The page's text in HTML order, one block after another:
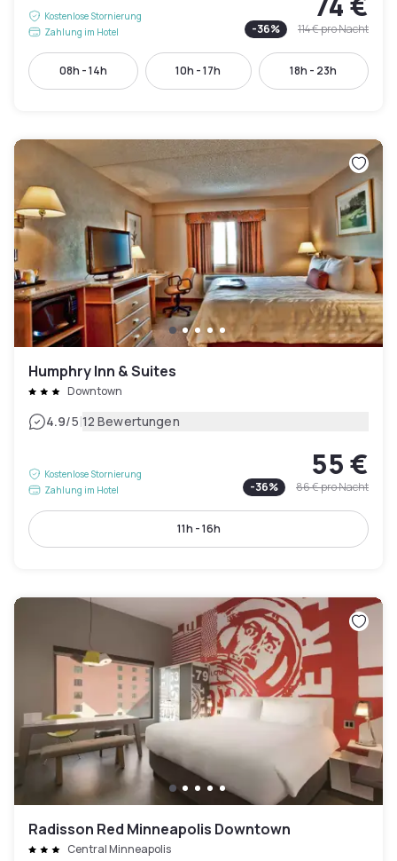
Kostenlose Stornierung
Zahlung im Hotel
-36% 114 €pro Nacht
08h - 14h 10h - 17h 18h - 23h
Humphry Inn & Suites
Downtown
4.9/5|12 Bewertungen
Kostenlose Stornierung
Zahlung im Hotel
55 €
-36% 86 €pro Nacht
11h - 16h
Radisson Red Minneapolis Downtown
Central Minneapolis